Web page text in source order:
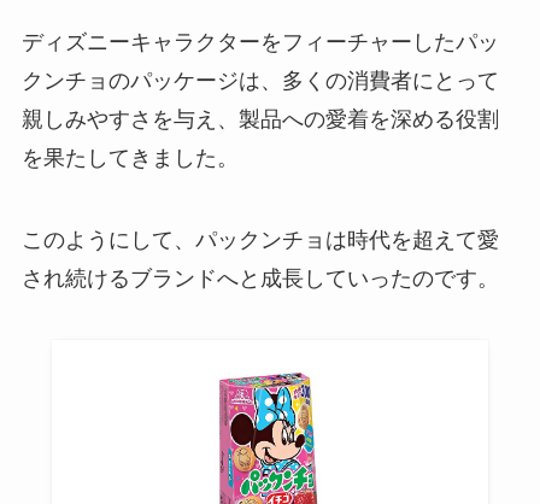
ディズニーキャラクターをフィーチャーしたパッ
クンチョのパッケージは、多くの消費者にとって
親しみやすさを与え、製品への愛着を深める役割
を果たしてきました。
このようにして、パックンチョは時代を超えて愛
され続けるブランドへと成長していったのです。